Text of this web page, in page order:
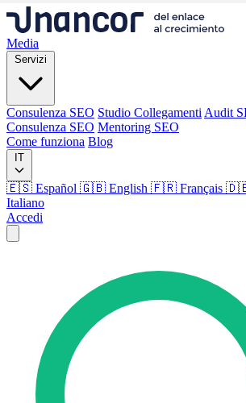
Media
Servizi
Consulenza SEO Studio Collegamenti Audit
Consulenza SEO Mentoring SEO
Come funziona Blog
IT
🇪🇸 Español 🇬🇧 English 🇫🇷 Français 🇩🇪
Italiano
Accedi
Consulenza SEO Studio Collegamenti Audit
Consulenza SEO
Come funziona
Lingua